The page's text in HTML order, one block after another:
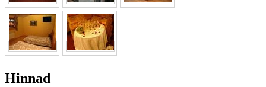
Hinnad